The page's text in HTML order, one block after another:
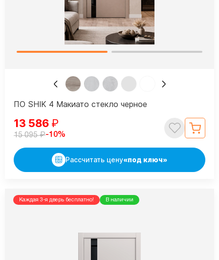
ПО SHIK 4 Макиато стекло черное
13 586 ₽
15 095₽-10%
Рассчитать цену«под ключ»
Каждая 3-я дверь бесплатно! В наличии